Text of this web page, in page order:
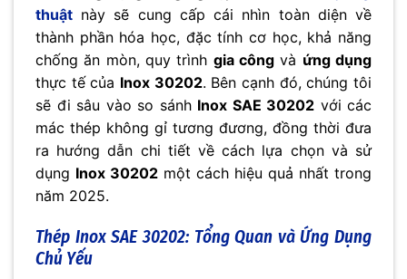
thuật này sẽ cung cấp cái nhìn toàn diện về
thành phần hóa học, đặc tính cơ học, khả năng
chống ăn mòn, quy trình gia công và ứng dụng
thực tế của Inox 30202. Bên cạnh đó, chúng tôi
sẽ đi sâu vào so sánh Inox SAE 30202 với các
mác thép không gỉ tương đương, đồng thời đưa
ra hướng dẫn chi tiết về cách lựa chọn và sử
dụng Inox 30202 một cách hiệu quả nhất trong
năm 2025.
Thép Inox SAE 30202: Tổng Quan và Ứng Dụng
Chủ Yếu